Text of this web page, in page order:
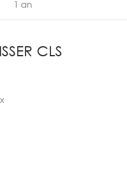
1 an
CLS